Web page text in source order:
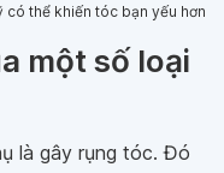
thể khiến tóc bạn yếu hơn
một số loại
là gây rụng tóc. Đó